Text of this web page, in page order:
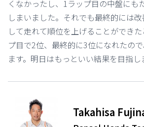
くなかったし、1ラップ目の中盤にも
しまいました。それでも最終的には
して走れて順位を上げることができ
プ目で2位、最終的に3位になれたの
ます。明日はもっといい結果を目指し
Takahisa